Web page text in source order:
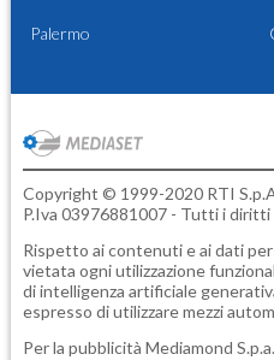
Palermo
Copyright © 1999-2020 RTI
P.Iva 03976881007 - Tutti i diritti
Rispetto ai contenuti e ai dati
vietata ogni utilizzazione
di intelligenza artificiale
espresso di utilizzare mezzi
Per la pubblicità Mediamond S.p.a.